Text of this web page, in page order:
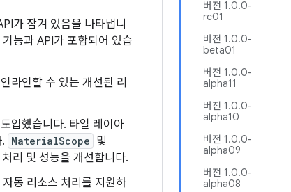
버전 1.0.0-
rc01
버전 1.0.0-
beta01
버전 1.0.0-
alpha11
버전 1.0.0-
alpha10
버전 1.0.0-
alpha09
버전 1.0.0-
alpha08
가 잠겨 있음을 나타냅니
능과 API가 포함되어 있습
라인할 수 있는 개선된 리
입했습니다. 타일 레이아
MaterialScope 및
리 및 성능을 개선합니다.
자동 리소스 처리를 지원하